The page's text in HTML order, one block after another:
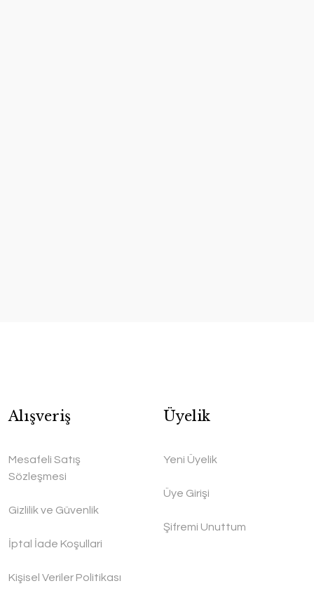
Alışveriş
Mesafeli Satış
Sözleşmesi
Gizlilik ve Güvenlik
İptal İade Koşullari
Kişisel Veriler Politikası
Üyelik
Yeni Üyelik
Üye Girişi
Şifremi Unuttum